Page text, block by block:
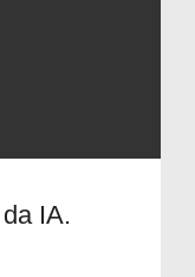
IA.